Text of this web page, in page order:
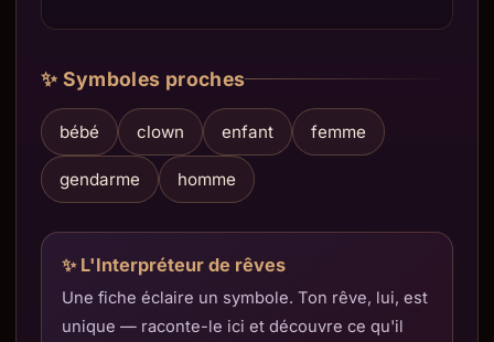
✨ Symboles proches
bébé clown enfant femme
gendarme homme
✨ L'Interpréteur de rêves
Une fiche éclaire un symbole. Ton rêve, lui, est
unique — raconte-le ici et découvre ce qu'il